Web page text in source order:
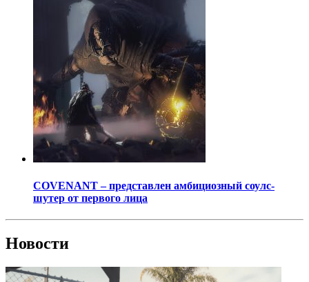
COVENANT – представлен амбициозный соулс-
шутер от первого лица
Новости